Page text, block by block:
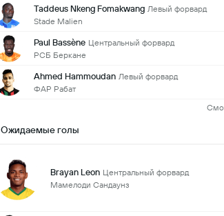
Taddeus Nkeng Fomakwang Левый форвард
Stade Malien
Paul Bassène Центральный форвард
РСБ Беркане
Ahmed Hammoudan Левый форвард
ФАР Рабат
Ожидаемые голы
Brayan Leon Центральный форвард
Мамелоди Сандаунз